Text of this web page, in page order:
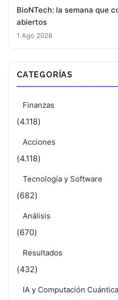
BioNTech: la semana que
abiertos
1 Ago 2026
CATEGORÍAS
Finanzas
(4.118)
Acciones
(4.118)
Tecnología y Software
(682)
Análisis
(670)
Resultados
(432)
IA y Computación Cuántica